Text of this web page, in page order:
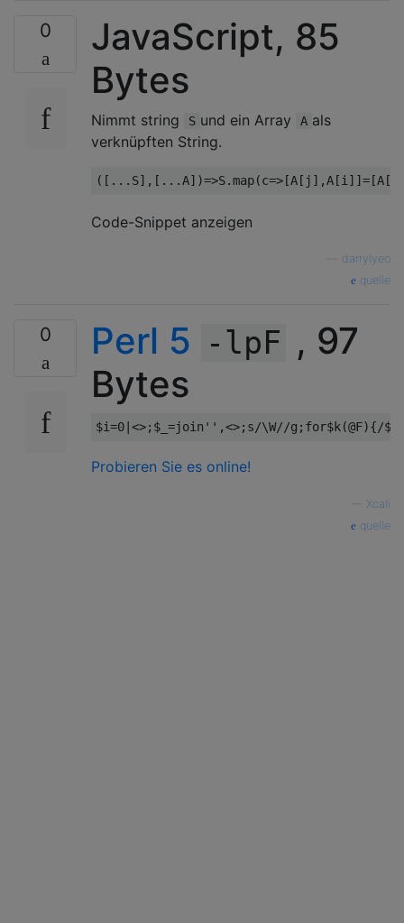
0
JavaScript, 85
Bytes
Nimmt string S und ein Array A als
verknüpften String.
Code-Snippet anzeigen
darrylyeo
quelle
0 Perl 5 -lpF , 97
Bytes
$i=0 |<>; $_ =join '' ,<>; s/\W//g;for$k(@F){/$k
Probieren Sie es online!
Xcali
quelle